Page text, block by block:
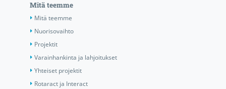
Mitä teemme
Mitä teemme
Nuorisovaihto
Projektit
Varainhankinta ja lahjoitukset
Yhteiset projektit
Rotaract ja Interact